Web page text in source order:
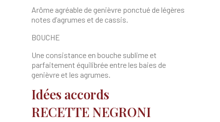
Arôme agréable de genièvre ponctué de légères
notes d’agrumes et de cassis.
BOUCHE
Une consistance en bouche sublime et
parfaitement équilibrée entre les baies de
genièvre et les agrumes.
Idées accords
RECETTE NEGRONI